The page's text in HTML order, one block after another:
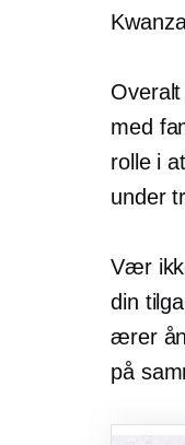
med
rolle i
under
Vær
din
ærer
på